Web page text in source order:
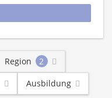
Region
2
Ausbildung